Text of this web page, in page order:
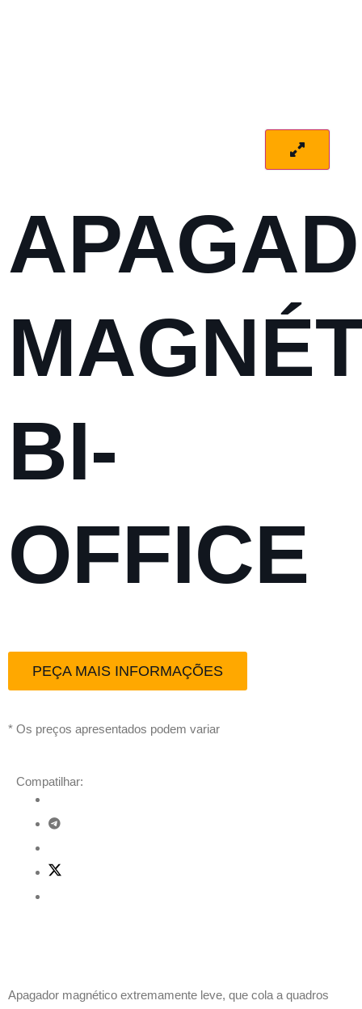
BI-
OFFICE
PEÇA MAIS INFORMAÇÕES
* Os preços apresentados podem variar
Compatilhar:
Apagador magnético extremamente leve, que cola a quadros